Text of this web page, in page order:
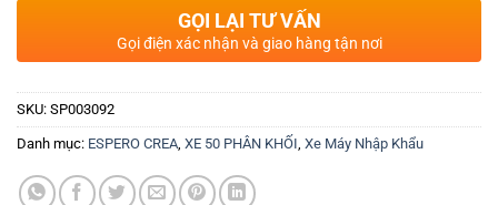
GỌI LẠI TƯ VẤN
Gọi điện xác nhận và giao hàng tận nơi
SKU: SP003092
Danh mục: ESPERO CREA, XE 50 PHÂN KHỐI, Xe Máy Nhập Khẩu